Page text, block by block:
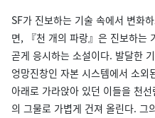
SF가 진보하는 기술 속에서 변화
면, 『천 개의 파랑』은 진보하는
곧게 응시하는 소설이다. 발달한
엉망진창인 자본 시스템에서 소
아래로 가라앉아 있던 이들을 천
의 그물로 가볍게 건져 올린다. 그